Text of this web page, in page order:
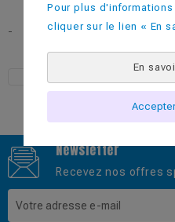
-
Newsletter
Recevez nos offres
Pour plus
cliquer sur le lien « En
En